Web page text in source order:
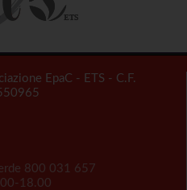
EpaC - ETS - C.F.
800 031 657
18.00